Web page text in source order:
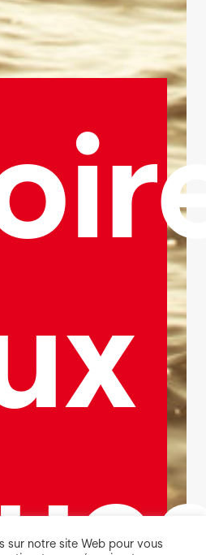
sur notre site Web pour vous